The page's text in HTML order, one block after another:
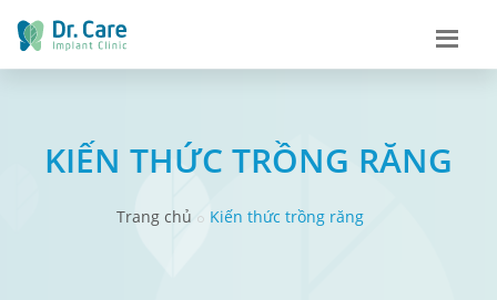
KIẾN THỨC TRỒNG RĂNG
Trang chủ Kiến thức trồng răng